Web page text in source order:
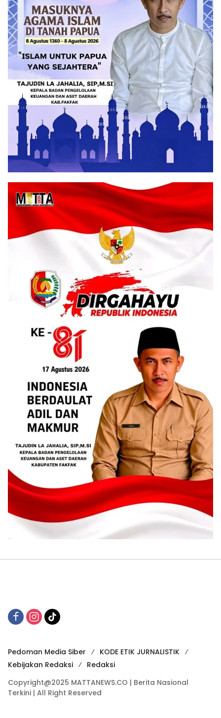
Pedoman Media Siber
KODE ETIK JURNALISTIK
Kebijakan Redaksi
Redaksi
Copyright@2025 MATTANEWS.CO | Berita Nasional
Terkini | All Right Reserved